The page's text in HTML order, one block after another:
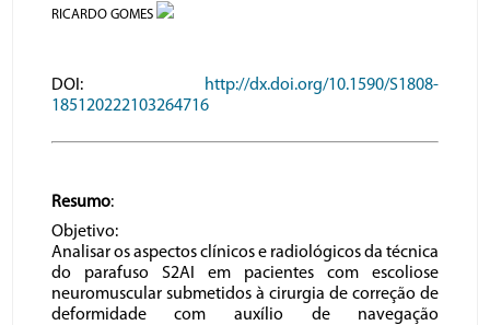
RICARDO GOMES
DOI:
http://dx.doi.org/10.1590/S1808-
185120222103264716
Resumo:
Objetivo:
Analisar os aspectos clínicos e radiológicos da técnica
do parafuso S2AI em pacientes com escoliose
neuromuscular submetidos à cirurgia de correção de
deformidade com auxílio de navegação